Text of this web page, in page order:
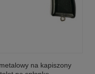
na kapiszony